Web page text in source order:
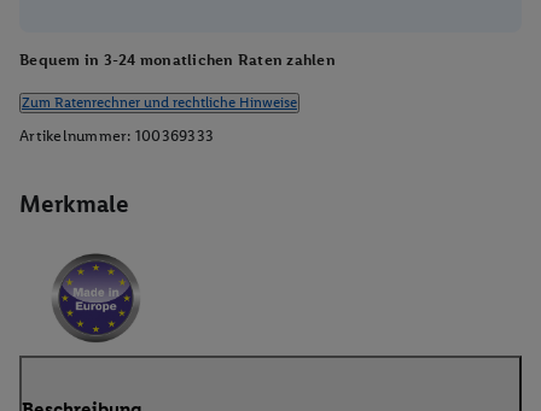
Merkmale
Bequem in 3-24 monatlichen Raten zahlen
Zum Ratenrechner und rechtliche Hinweise
Artikelnummer: 100369333